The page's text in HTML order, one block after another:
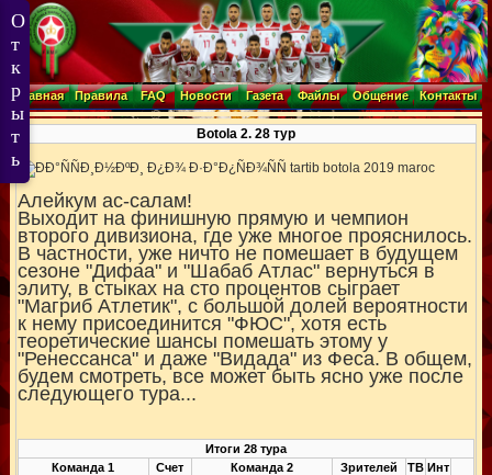
Главная Правила FAQ Новости Газета Файлы Общение Контакты
Botola 2. 28 тур
Алейкум ас-салам!
Выходит на финишную прямую и чемпион
второго дивизиона, где уже многое прояснилось.
В частности, уже ничто не помешает в будущем
сезоне "Дифаа" и "Шабаб Атлас" вернуться в
элиту, в стыках на сто процентов сыграет
"Магриб Атлетик", с большой долей вероятности
к нему присоединится "ФЮС", хотя есть
теоретические шансы помешать этому у
"Ренессанса" и даже "Видада" из Феса. В общем,
будем смотреть, все может быть ясно уже после
следующего тура...
Итоги 28 тура
Команда 1
Счет Команда 2 Зрителей ТВ Инт